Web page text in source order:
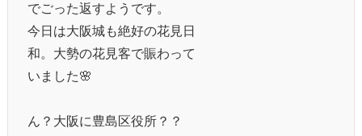
でごった返すようです。
今日は大阪城も絶好の花見日
和。大勢の花見客で賑わって
いました🌸
ん？大阪に豊島区役所？？